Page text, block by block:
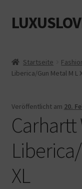
Zur
Navigation
Zum
Inhalt
Cookie-Richtlinie
Datenschutz
Impressum
Kasse
Mein Konto
Startseite
Liberica/Gun Metal M L
Veröffentlicht am 20.
Carhartt
XL